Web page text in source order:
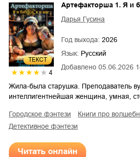
ТЕКСТ
4
Добавлено 05.06.2026
Артефакторша 1. Я и
Дарья Гусина
Год выхода: 2026
Язык: Русский
Жила-была старушка. Преподаватель
интеллигентнейшая женщина, умная,
городское фэнтези
книги про
детективное фэнтези
Читать онлайн